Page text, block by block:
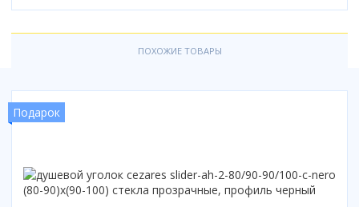
ПОХОЖИЕ ТОВАРЫ
Подарок